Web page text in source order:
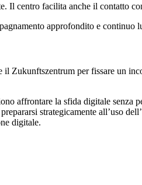
centro facilita anche il contatto
approfondito e continuo
Zukunftszentrum per fissare un
affrontare la sfida digitale senza
strategicamente all’uso
digitale.